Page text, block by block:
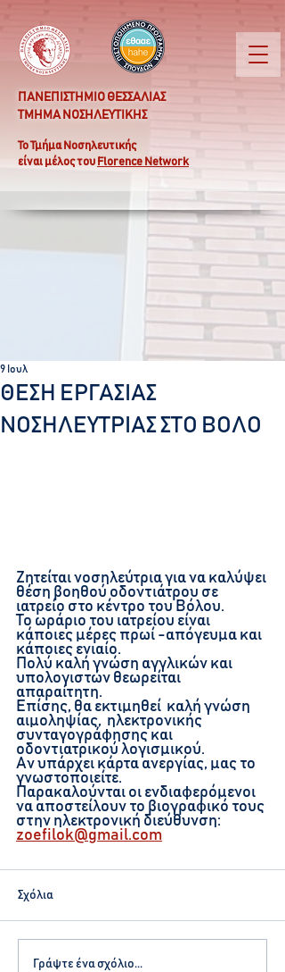
ΠΑΝΕΠΙΣΤΗΜΙΟ ΘΕΣΣΑΛΙΑΣ
ΤΜΗΜΑ ΝΟΣΗΛΕΥΤΙΚΗΣ
Το Τμήμα Νοσηλευτικής
είναι μέλος του Florence Network
ΘΕΣΗ ΕΡΓΑΣΙΑΣ
ΝΟΣΗΛΕΥΤΡΙΑΣ ΣΤΟ ΒΟΛΟ
9 Ιουλ
Ζητείται νοσηλεύτρια για να καλύψει
θέση βοηθού οδοντιάτρου σε
ιατρείο στο κέντρο του Βόλου.
Το ωράριο του ιατρείου είναι
κάποιες μέρες πρωί -απόγευμα και
κάποιες ενιαίο.
Πολύ καλή γνώση αγγλικών και
υπολογιστών θεωρείται
απαραίτητη.
Επίσης, θα εκτιμηθεί  καλή γνώση
αιμοληψίας,  ηλεκτρονικής
συνταγογράφησης και
οδοντιατρικού λογισμικού.
Αν υπάρχει κάρτα ανεργίας, μας το
γνωστοποιείτε.
Παρακαλούνται οι ενδιαφερόμενοι
να αποστείλουν το βιογραφικό τους
στην ηλεκτρονική διεύθυνση:
zoefilok@gmail.com
Σχόλια
Γράψτε ένα σχόλιο...